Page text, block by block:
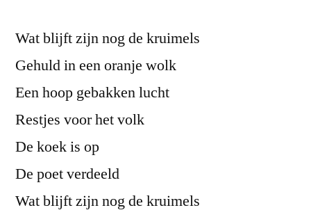
Wat blijft zijn nog de kruimels
Gehuld in een oranje wolk
Een hoop gebakken lucht
Restjes voor het volk
De koek is op
De poet verdeeld
Wat blijft zijn nog de kruimels